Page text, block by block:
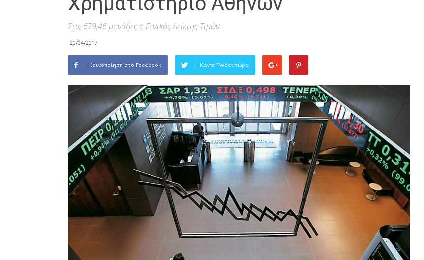
Στις 679,46 μονάδες ο Γενικός Δείκτης Τιμών
20/04/2017
Κοινοποίηση στο Facebook Κάντε Tweet τώρα